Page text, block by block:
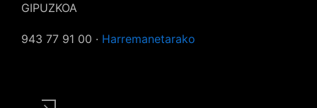
GIPUZKOA
943 77 91 00 · Harremanetarako
User